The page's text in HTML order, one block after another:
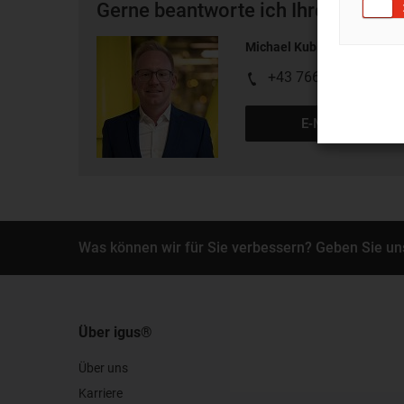
Gerne beantworte ich Ihre Fragen
Michael Kubinger
+43 7662 57763
E-Mail schreiben
Was können wir für Sie verbessern? Geben Sie
Über igus®
Über uns
Karriere